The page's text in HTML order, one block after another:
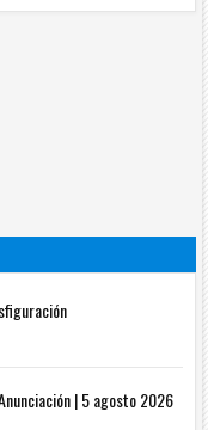
| 5 agosto 2026